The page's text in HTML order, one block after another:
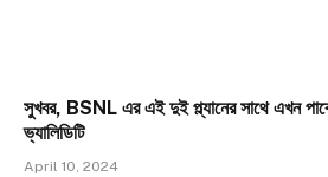
সুখবর, BSNL এর এই দুই প্ল্যানের সাথে এখন
ভ্যালিডিটি
April 10, 2024